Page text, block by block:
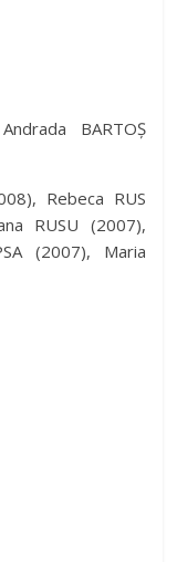
BARTOȘ
Rebeca RUS
RUSU (2007),
(2007), Maria